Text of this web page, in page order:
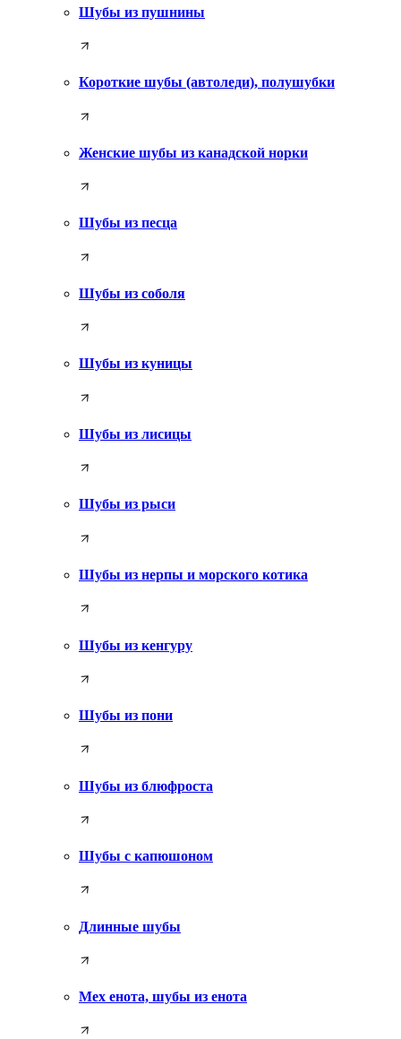
Шубы из пушнины
Короткие шубы (автоледи), полушубки
Женские шубы из канадской норки
Шубы из песца
Шубы из соболя
Шубы из куницы
Шубы из лисицы
Шубы из рыси
Шубы из нерпы и морского котика
Шубы из кенгуру
Шубы из пони
Шубы из блюфроста
Шубы с капюшоном
Длинные шубы
Мех енота, шубы из енота